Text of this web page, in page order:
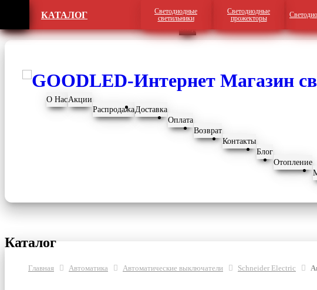
КАТАЛОГ
Светодиодные
светильники
Светодиодные
прожекторы
Регистрация
О НасАкции
РаспродажаДоставка
Оплата
Возврат
Контакты
Блог
Отопление
Каталог
Главная Автоматика Автоматические выключатели Schneider Electric